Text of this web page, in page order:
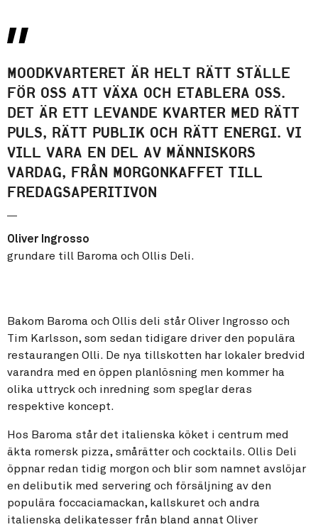
MOODKVARTERET ÄR HELT RÄTT STÄLLE
FÖR OSS ATT VÄXA OCH ETABLERA OSS.
DET ÄR ETT LEVANDE KVARTER MED RÄTT
PULS, RÄTT PUBLIK OCH RÄTT ENERGI. VI
VILL VARA EN DEL AV MÄNNISKORS
VARDAG, FRÅN MORGONKAFFET TILL
FREDAGSAPERITIVON
Oliver Ingrosso
grundare till Baroma och Ollis Deli.
Bakom Baroma och Ollis deli står Oliver Ingrosso och
Tim Karlsson, som sedan tidigare driver den populära
restaurangen Olli. De nya tillskotten har lokaler bredvid
varandra med en öppen planlösning men kommer ha
olika uttryck och inredning som speglar deras
respektive koncept.
Hos Baroma står det italienska köket i centrum med
äkta romersk pizza, smårätter och cocktails. Ollis Deli
öppnar redan tidig morgon och blir som namnet avslöjar
en delibutik med servering och försäljning av den
populära foccaciamackan, kallskuret och andra
italienska delikatesser från bland annat Oliver